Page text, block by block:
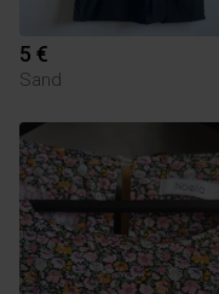
5 €
Sand